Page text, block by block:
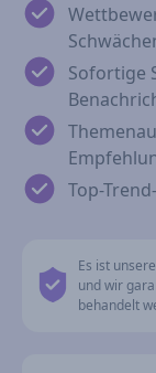
Sofortige
Top-
Es ist
und wir
behandelt